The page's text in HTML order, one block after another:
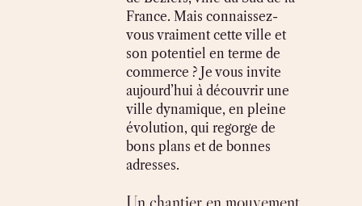
France. Mais connaissez-
vous vraiment cette ville et
son potentiel en terme de
commerce ? Je vous invite
aujourd’hui à découvrir une
ville dynamique, en pleine
évolution, qui regorge de
bons plans et de bonnes
adresses.